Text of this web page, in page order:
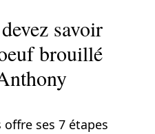
savoir
brouillé
offre ses 7 étapes